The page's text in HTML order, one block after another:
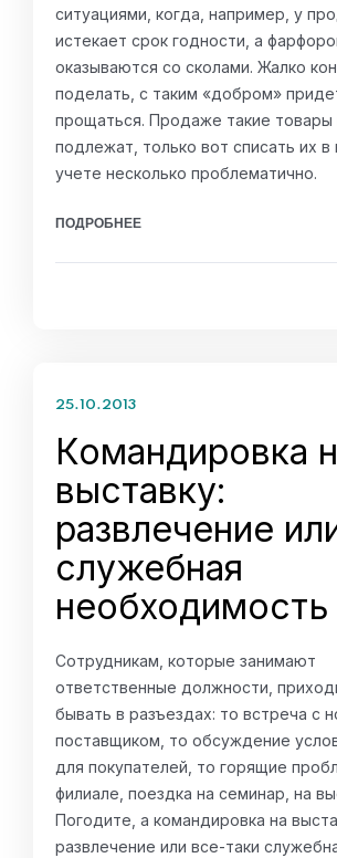
ситуациями, когда, например, у
истекает срок годности, а
оказываются со сколами. Жалко
поделать, с таким «добром»
прощаться. Продаже такие товары
подлежат, только вот списать их в
учете несколько проблематично.
ПОДРОБНЕЕ
25.10.2013
Командировка
выставку:
развлечение
служебная
необходимость
Сотрудникам, которые занимают
ответственные должности,
бывать в разъездах: то встреча с
поставщиком, то обсуждение
для покупателей, то горящие
филиале, поездка на семинар, на
Погодите, а командировка на
развлечение или все-таки